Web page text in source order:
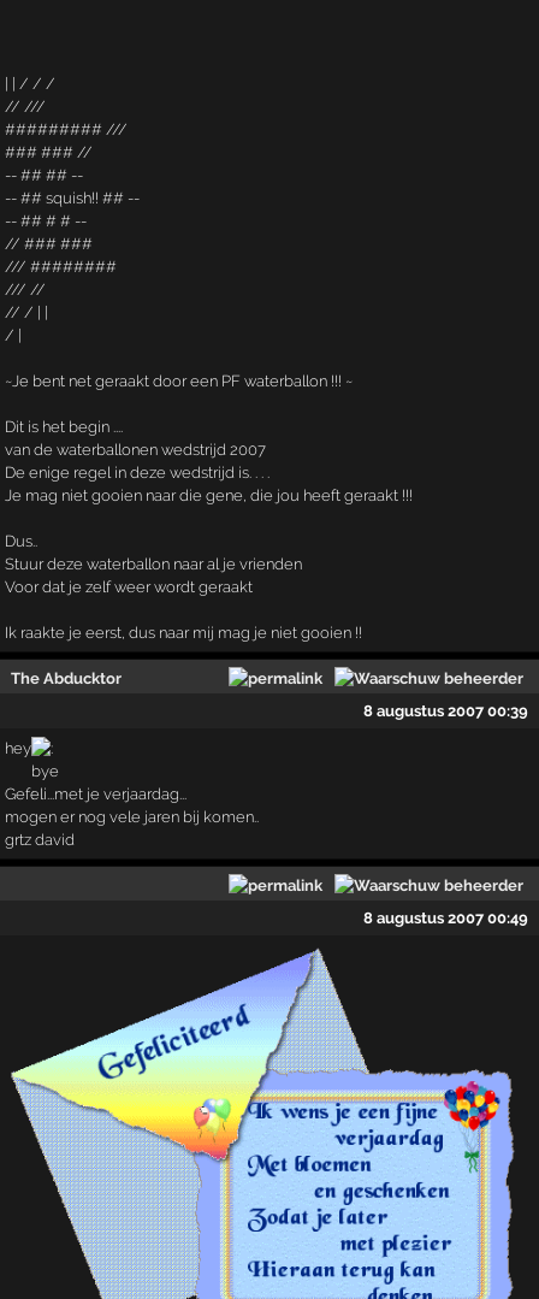
| | / / /
// ///
######### ///
### ### //
-- ## ## --
-- ## squish!! ## --
-- ## # # --
// ### ###
/// ########
/// //
// / | |
/ |
~Je bent net geraakt door een PF waterballon !!! ~ ­­
Dit is het begin ....
van de waterballonen wedstrijd 2007
De enige regel in deze wedstrijd is. . . .
Je mag niet gooien naar die gene, die jou heeft geraakt !!!
Dus..
Stuur deze waterballon naar al je vrienden
Voor dat je zelf weer wordt geraakt
Ik raakte je eerst, dus naar mij mag je niet gooien !!
The Abducktor
8 augustus 2007 00:39
hey
Gefeli...met je verjaardag...
mogen er nog vele jaren bij komen..
grtz david
8 augustus 2007 00:49